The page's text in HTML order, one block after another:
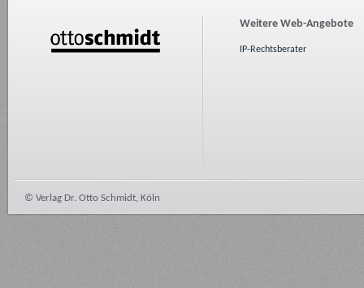
Weitere Web-Angebote
IP-Rechtsberater
© Verlag Dr. Otto Schmidt, Köln